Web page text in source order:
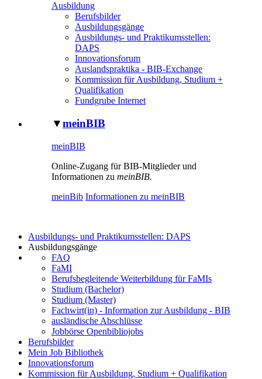
Ausbildung
Berufsbilder
Ausbildungsgänge
Ausbildungs- und Praktikumsstellen:
DAPS
Innovationsforum
Auslandspraktika - BIB-Exchange
Kommission für Ausbildung, Studium +
Qualifikation
Fundgrube Internet
▼meinBIB
meinBIB
Online-Zugang für BIB-Mitglieder und
Informationen zu meinBIB.
meinBib Informationen zu meinBIB
Ausbildungs- und Praktikumsstellen: DAPS
Ausbildungsgänge
FAQ
FaMI
Berufsbegleitende Weiterbildung für FaMIs
Studium (Bachelor)
Studium (Master)
Fachwirt(in) - Information zur Ausbildung - BIB
ausländische Abschlüsse
Jobbörse Openbibliojobs
Berufsbilder
Mein Job Bibliothek
Innovationsforum
Kommission für Ausbildung, Studium + Qualifikation